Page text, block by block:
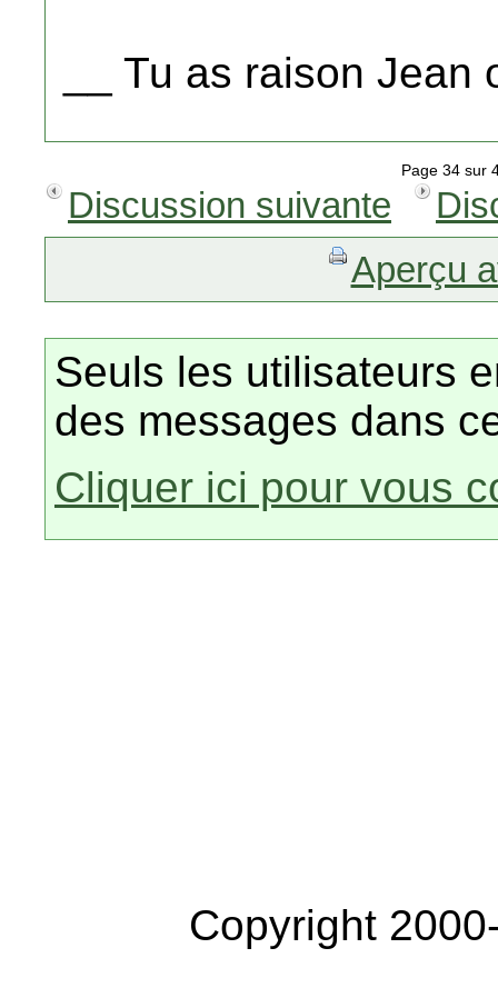
__ Tu as raison
Page 34
Discussion suivante
Aperçu
Seuls les utilisateurs
des messages dans
Cliquer ici pour vous
Copyright